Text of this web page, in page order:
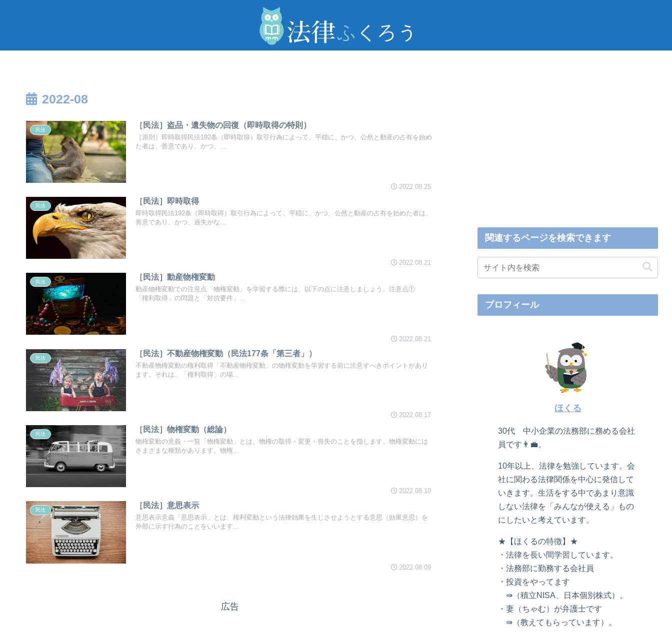
2022-08
民法
［民法］盗品・遺失物の回復（即時取得の特則）
［原則］即時取得民法192条（即時取得）取引行為によって、平穏に、かつ、公然と動産の占有を始め
た者は、善意であり、かつ、...
2022.08.25
民法
［民法］即時取得
即時取得民法192条（即時取得）取引行為によって、平穏に、かつ、公然と動産の占有を始めた者は、
善意であり、かつ、過失がな...
2022.08.21
民法
［民法］動産物権変動
動産物権変動での注意点「物権変動」を学習する際には、以下の点に注意しましょう。注意点①
「権利取得」の問題と「対抗要件」...
2022.08.21
民法
［民法］不動産物権変動（民法177条「第三者」）
不動産物権変動の権利取得「不動産物権変動」の物権変動を学習する前に注意すべきポイントがあり
ます。それは、「権利取得」の場...
2022.08.17
民法
［民法］物権変動（総論）
物権変動の意義・一覧「物権変動」とは、物権の取得・変更・喪失のことを指します。物権変動には
さまざまな種類があります。物権...
2022.08.10
民法
［民法］意思表示
意思表示意義「意思表示」とは、権利変動という法律効果を生じさせようとする意思（効果意思）を
外部に示す行為のことをいいます...
2022.08.09
広告
関連するページを検索できます
プロフィール
ほくる
30代 中小企業の法務部に務める会社
員です👨‍💼。
10年以上、法律を勉強しています。会
社に関わる法律関係を中心に発信して
いきます。生活をする中であまり意識
しない法律を「みんなが使える」もの
にしたいと考えています。
★【ほくるの特徴】★
・法律を長い間学習しています。
・法務部に勤務する会社員
・投資をやってます
⇛（積立NISA、日本個別株式）。
・妻（ちゃむ）が弁護士です
⇛（教えてもらっています）。